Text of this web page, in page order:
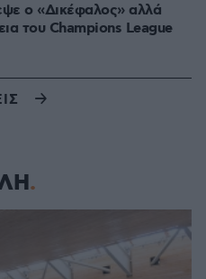
ο «Δικέφαλος» αλλά
του Champions League